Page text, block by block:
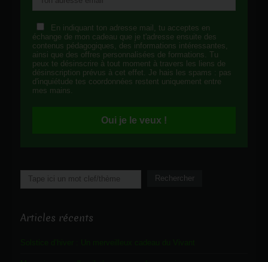
En indiquant ton adresse mail, tu acceptes en
échange de mon cadeau que je t'adresse ensuite des
contenus pédagogiques, des informations intéressantes,
ainsi que des offres personnalisées de formations. Tu
peux te désinscrire à tout moment à travers les liens de
désinscription prévus à cet effet. Je hais les spams : pas
d'inquiétude tes coordonnées restent uniquement entre
mes mains.
Oui je le veux !
Rechercher Rechercher
Articles récents